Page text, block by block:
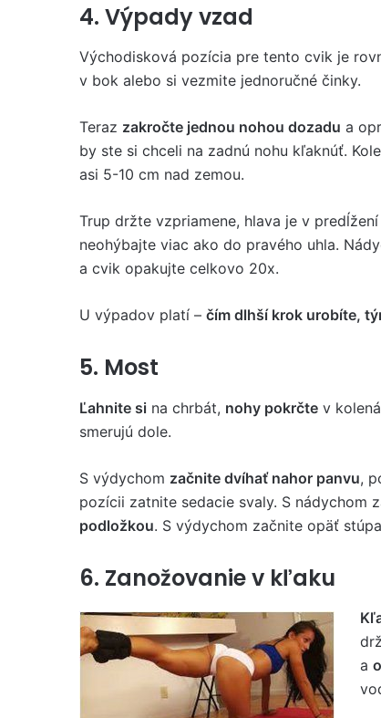
4. Výpady vzad
Východisková pozícia pre tento cvik je
v bok alebo si vezmite jednoručné činky.
Teraz zakročte jednou nohou dozadu a
by ste si chceli na zadnú nohu kľaknúť.
asi 5-10 cm nad zemou.
Trup držte vzpriamene, hlava je v
neohýbajte viac ako do pravého uhla.
a cvik opakujte celkovo 20x.
U výpadov platí – čím dlhší krok urobíte,
5. Most
Ľahnite si na chrbát, nohy pokrčte v
smerujú dole.
S výdychom začnite dvíhať nahor panvu,
pozícii zatnite sedacie svaly. S nádychom
podložkou. S výdychom začnite opäť
6. Zanožovanie v kľaku
a